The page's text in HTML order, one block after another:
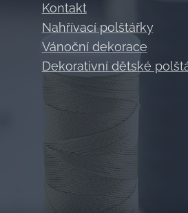
Kontakt
Nahřívací polštářky
Vánoční dekorace
Dekorativní dětské